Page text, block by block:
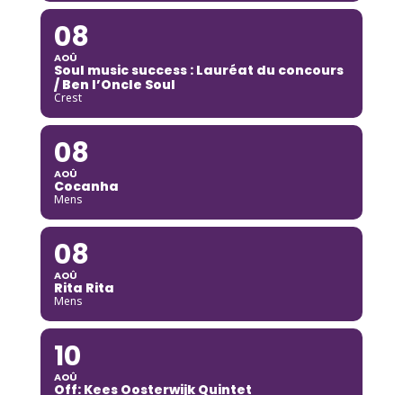
08
AOÛ
Soul music success : Lauréat du concours
/ Ben l’Oncle Soul
Crest
08
AOÛ
Cocanha
Mens
08
AOÛ
Rita Rita
Mens
10
AOÛ
Off: Kees Oosterwijk Quintet